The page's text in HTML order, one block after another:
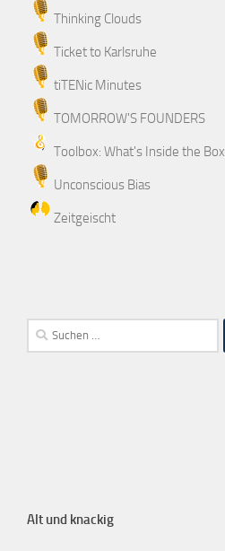
Thinking Clouds
Ticket to Karlsruhe
tiTENic Minutes
TOMORROW'S FOUNDERS
Toolbox: What's Inside the Box
Unconscious Bias
Zeitgeischt
Alt und knackig